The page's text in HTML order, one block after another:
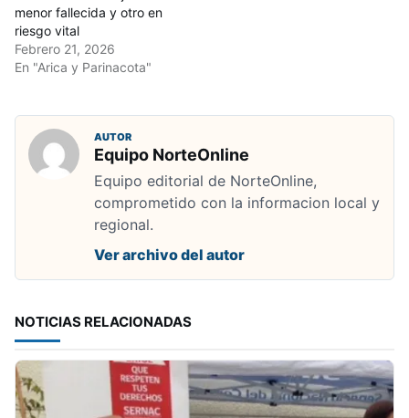
menor fallecida y otro en
riesgo vital
Febrero 21, 2026
En "Arica y Parinacota"
AUTOR
Equipo NorteOnline
Equipo editorial de NorteOnline,
comprometido con la informacion local y
regional.
Ver archivo del autor
NOTICIAS RELACIONADAS